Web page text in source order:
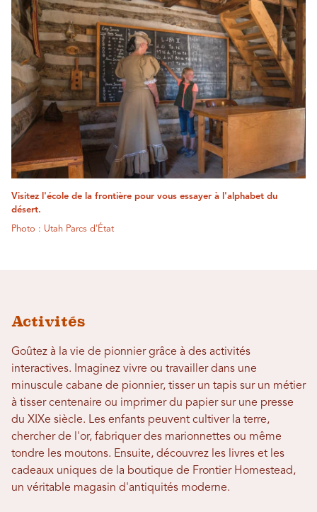
Visitez l'école de la frontière pour vous essayer à l'alphabet du
désert.
Photo : Utah Parcs d'État
Activités
Goûtez à la vie de pionnier grâce à des activités
interactives. Imaginez vivre ou travailler dans une
minuscule cabane de pionnier, tisser un tapis sur un métier
à tisser centenaire ou imprimer du papier sur une presse
du XIXe siècle. Les enfants peuvent cultiver la terre,
chercher de l'or, fabriquer des marionnettes ou même
tondre les moutons. Ensuite, découvrez les livres et les
cadeaux uniques de la boutique de Frontier Homestead,
un véritable magasin d'antiquités moderne.